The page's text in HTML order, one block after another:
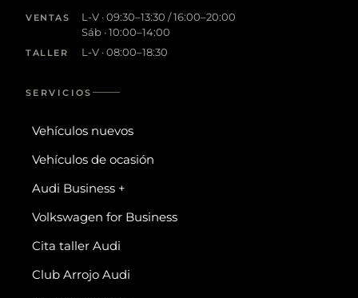
VENTAS
L-V · 09:30–13:30 / 16:00–20:00
Sáb · 10:00–14:00
TALLER L-V · 08:00–18:30
SERVICIOS
Vehículos nuevos
Vehículos de ocasión
Audi Business +
Volkswagen for Business
Cita taller Audi
Club Arrojo Audi